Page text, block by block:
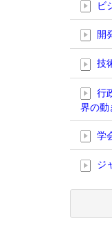
ビ
開
技
行
界の動
学
ジ